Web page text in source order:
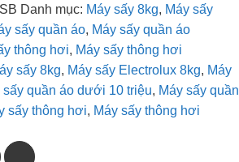
Danh mục: Máy sấy 8kg, Máy sấy
sấy quần áo, Máy sấy quần áo
thông hơi, Máy sấy thông hơi
sấy 8kg, Máy sấy Electrolux 8kg, Máy
sấy quần áo dưới 10 triệu, Máy sấy quần
sấy thông hơi, Máy sấy thông hơi